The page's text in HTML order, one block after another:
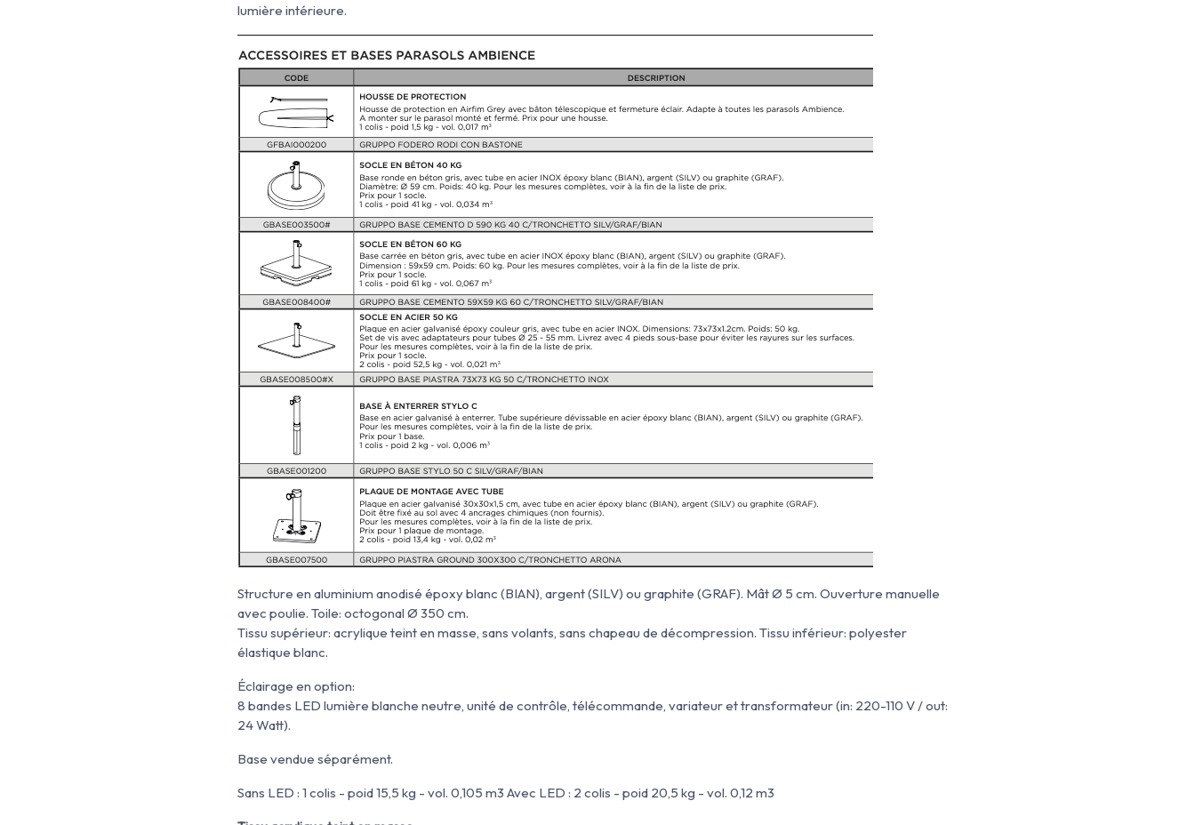
lumière intérieure.
Structure en aluminium anodisé époxy blanc (BIAN), argent (SILV) ou graphite (GRAF). Mât Ø 5 cm. Ouverture manuelle
avec poulie. Toile: octogonal Ø 350 cm.
Tissu supérieur: acrylique teint en masse, sans volants, sans chapeau de décompression. Tissu inférieur: polyester
élastique blanc.
Éclairage en option:
8 bandes LED lumière blanche neutre, unité de contrôle, télécommande, variateur et transformateur (in: 220-110 V / out:
24 Watt).
Base vendue séparément.
Sans LED : 1 colis - poid 15,5 kg - vol. 0,105 m3 Avec LED : 2 colis - poid 20,5 kg - vol. 0,12 m3